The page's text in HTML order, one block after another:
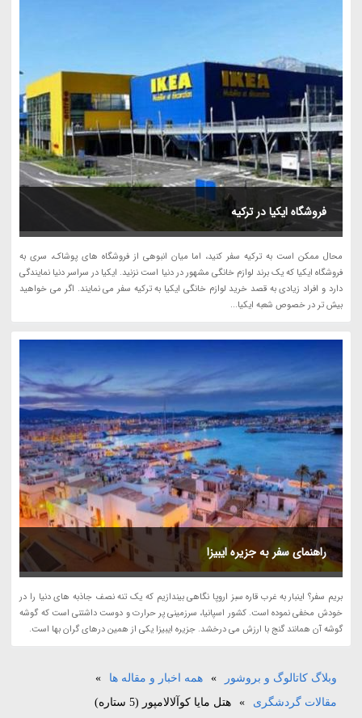
فروشگاه ایکیا در ترکیه
محال ممکن است به ترکیه سفر کنید، اما میان انبوهی از فروشگاه های پوشاک، سری به
فروشگاه ایکیا که یک برند لوازم خانگی مشهور در دنیا است نزنید. ایکیا در سراسر دنیا نمایندگی
دارد و افراد زیادی به قصد خرید لوازم خانگی ایکیا به ترکیه سفر می نمایند. اگر می خواهید
بیش تر در خصوص شعبه ایکیا...
راهنمای سفر به جزیره ایبیزا
بریم سفر؟ اینبار به غرب قاره سبز اروپا نگاهی بیندازیم که یک تنه نصف جاذبه های دنیا را در
خودش مخفی نموده است. کشور اسپانیا، سرزمینی پر حرارت و دوست داشتنی است که گوشه
گوشه آن همانند گنج با ارزش می درخشد. جزیره ایبیزا یکی از همین درهای گران بها است.
وبلاگ کاتالوگ و بروشور » همه اخبار و مقاله ها
»
مقالات گردشگری
» هتل مایا کوآلالامپور (5 ستاره)